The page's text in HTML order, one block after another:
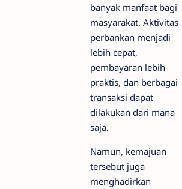
banyak manfaat bagi
masyarakat. Aktivitas
perbankan menjadi
lebih cepat,
pembayaran lebih
praktis, dan berbagai
transaksi dapat
dilakukan dari mana
saja.
Namun, kemajuan
tersebut juga
menghadirkan